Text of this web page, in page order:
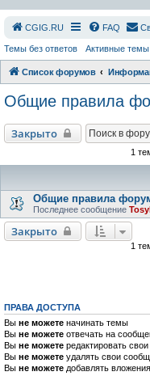
СGIG.RU FAQ
Темы без ответов Активные темы
Список форумов
Общие правила
Закрыто
1
Общие правила
Последнее сообщение
Закрыто
1
ПРАВА ДОСТУПА
Вы не можете начинать темы
Вы не можете отвечать на
Вы не можете редактировать
Вы не можете удалять свои
Вы не можете добавлять вложения